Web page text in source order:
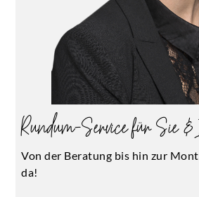
Rundum-Service für Sie
Von der Beratung bis hin zur
da!